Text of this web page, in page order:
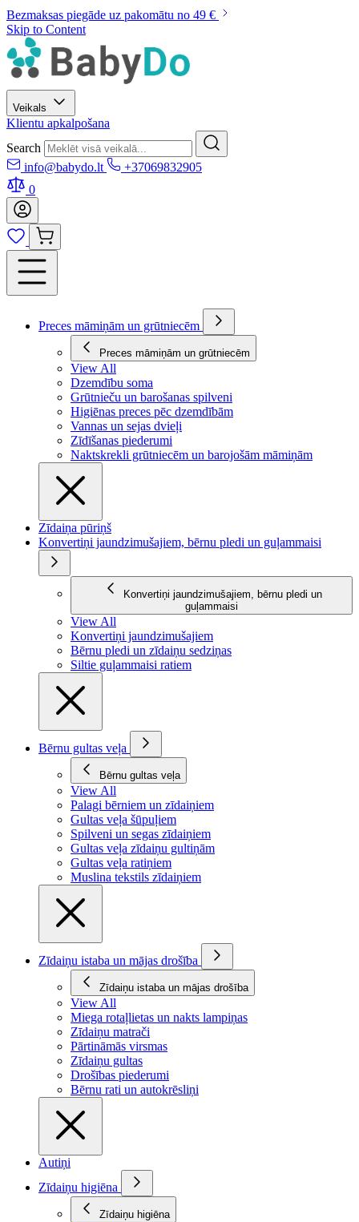
Bezmaksas piegāde uz pakomātu no 49 €
Skip to Content
Veikals
Klientu apkalpošana
Search
info@babydo.lt
+37069832905
0
Preces māmiņām un grūtniecēm
Preces māmiņām un grūtniecēm
View All
Dzemdību soma
Grūtnieču un barošanas spilveni
Higiēnas preces pēc dzemdībām
Vannas un sejas dvieļi
Zīdīšanas piederumi
Naktskrekli grūtniecēm un barojošām māmiņām
Zīdaiņa pūriņš
Konvertiņi jaundzimušajiem, bērnu pledi un guļammaisi
Konvertiņi jaundzimušajiem, bērnu pledi un
guļammaisi
View All
Konvertiņi jaundzimušajiem
Bērnu pledi un zīdaiņu sedziņas
Siltie guļammaisi ratiem
Bērnu gultas veļa
Bērnu gultas veļa
View All
Palagi bērniem un zīdaiņiem
Gultas veļa šūpuļiem
Spilveni un segas zīdaiņiem
Gultas veļa zīdaiņu gultiņām
Gultas veļa ratiņiem
Muslina tekstils zīdaiņiem
Zīdaiņu istaba un mājas drošība
Zīdaiņu istaba un mājas drošība
View All
Miega rotaļlietas un nakts lampiņas
Zīdaiņu matrači
Pārtināmās virsmas
Zīdaiņu gultas
Drošības piederumi
Bērnu rati un autokrēsliņi
Autiņi
Zīdaiņu higiēna
Zīdaiņu higiēna